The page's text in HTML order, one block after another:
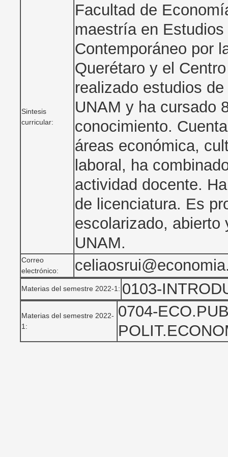
Sintesis
curricular:
Facultad de
maestría en
Contemporáneo por
Querétaro y el
realizado estudios
UNAM y ha cursado
conocimiento.
áreas económica,
laboral, ha
actividad docente.
de licenciatura. Es
escolarizado, abierto
UNAM.
Correo
electrónico:
Materias del semestre 2022-1: 0103-
Materias del semestre 2022-
1:
0704-